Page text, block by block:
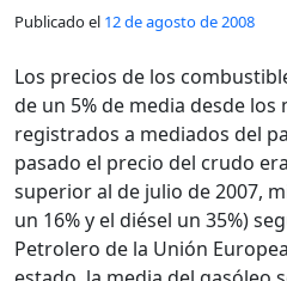
Publicado el 12 de agosto de 2008
Los precios de los
de un 5% de media desde
registrados a mediados del
pasado el precio del crudo
superior al de julio de 2007,
un 16% y el diésel un 35%)
Petrolero de la Unión